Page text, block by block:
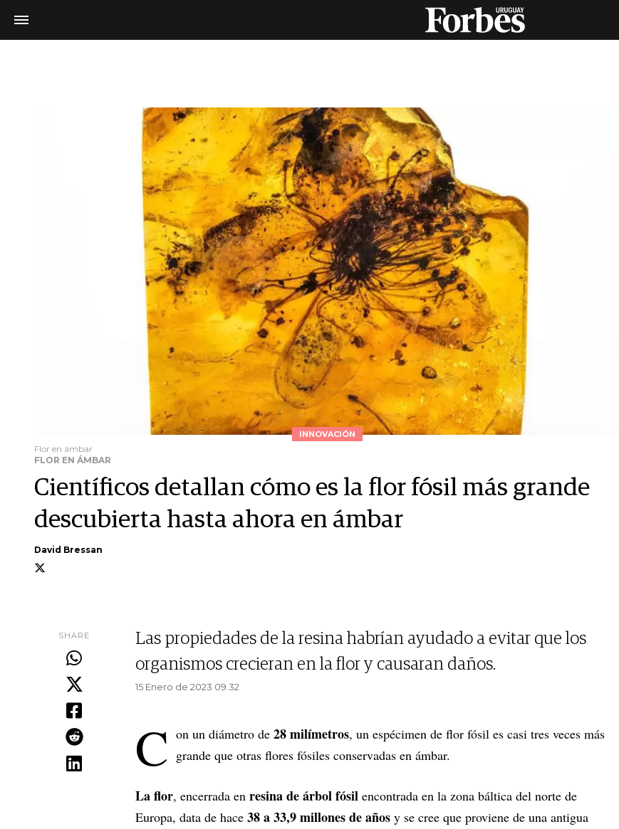
INNOVACIÓN
Flor en ámbar
FLOR EN ÁMBAR
Científicos detallan cómo es la flor fósil más grande
descubierta hasta ahora en ámbar
David Bressan
SHARE
Las propiedades de la resina habrían ayudado a evitar que los
organismos crecieran en la flor y causaran daños.
15 Enero de 2023 09.32
C on un diámetro de 28 milímetros, un espécimen de flor fósil es casi tres veces más
grande que otras flores fósiles conservadas en ámbar.
La flor, encerrada en resina de árbol fósil encontrada en la zona báltica del norte de
Europa, data de hace 38 a 33,9 millones de años y se cree que proviene de una antigua